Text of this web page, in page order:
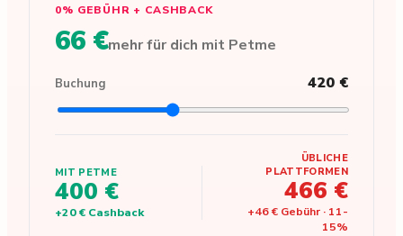
0% GEBÜHR + CASHBACK
66 €mehr für dich mit Petme
Buchung 420 €
MIT PETME
400 €
+20 € Cashback
ÜBLICHE
PLATTFORMEN
466 €
+46 € Gebühr · 11-
15%